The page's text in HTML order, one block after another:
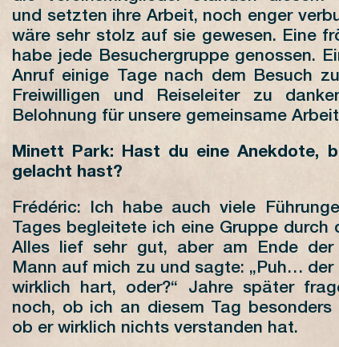
und setzten ihre Arbeit, noch enger
wäre sehr stolz auf sie gewesen. Eine
habe jede Besuchergruppe genossen.
Anruf einige Tage nach dem Besuch
Freiwilligen und Reiseleiter zu
Belohnung für unsere gemeinsame
Minett Park: Hast du eine Anekdote,
gelacht hast?
Frédéric: Ich habe auch viele
Tages begleitete ich eine Gruppe durch
Alles lief sehr gut, aber am Ende der
Mann auf mich zu und sagte: „Puh…
wirklich hart, oder?“ Jahre später
noch, ob ich an diesem Tag
ob er wirklich nichts verstanden hat.